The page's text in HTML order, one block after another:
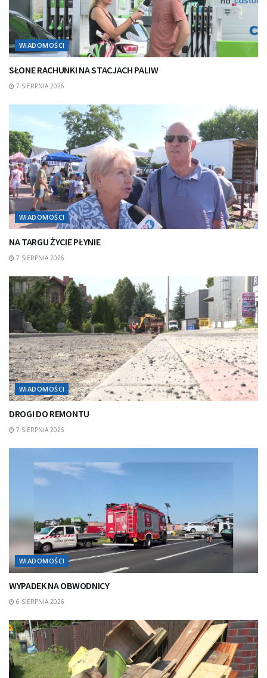
WIADOMOŚCI
SŁONE RACHUNKI NA STACJACH PALIW
7 SIERPNIA 2026
WIADOMOŚCI
NA TARGU ŻYCIE PŁYNIE
7 SIERPNIA 2026
WIADOMOŚCI
DROGI DO REMONTU
7 SIERPNIA 2026
WIADOMOŚCI
WYPADEK NA OBWODNICY
6 SIERPNIA 2026